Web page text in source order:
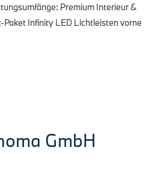
Premium Interieur &
Paket Infinity LED Lichtleisten vorne
GmbH